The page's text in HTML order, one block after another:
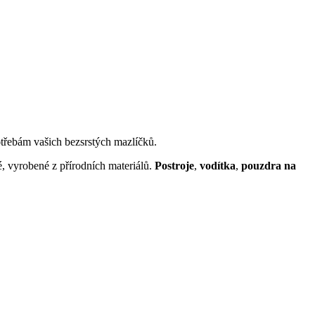
vašich bezsrstých mazlíčků.
vyrobené z přírodních materiálů. Postroje, vodítka, pouzdra na